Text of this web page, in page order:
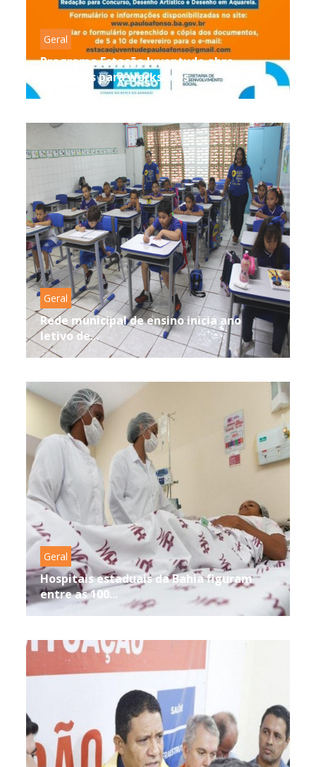
Geral
Programa Estação Juventude abre
inscrições para workshops
Geral
Rede municipal de ensino inicia ano
letivo de...
Geral
Hospitais estaduais da Bahia figuram
entre as 100...